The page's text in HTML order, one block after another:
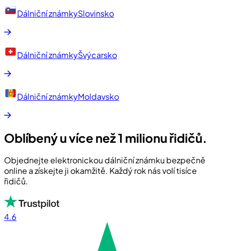
Dálniční známkySlovinsko
Dálniční známkyŠvýcarsko
Dálniční známkyMoldavsko
Oblíbený u více než 1 milionu řidičů.
Objednejte elektronickou dálniční známku bezpečně
online a získejte ji okamžitě. Každý rok nás volí tisíce
řidičů.
4.6